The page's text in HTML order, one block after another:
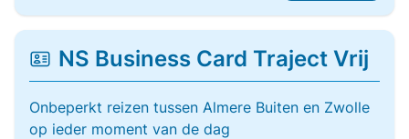
NS Business Card Traject Vrij
Onbeperkt reizen tussen Almere Buiten en Zwolle
op ieder moment van de dag